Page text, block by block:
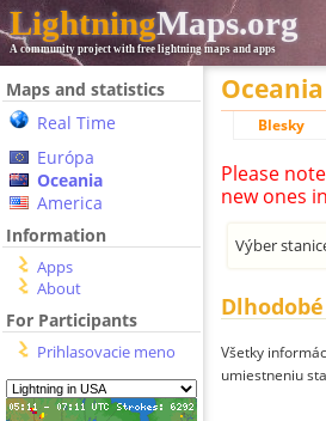
LightningMaps.org
A community project with free lightning maps and apps
Maps and statistics
Real Time
Európa
Oceania
America
Information
Apps
About
For Participants
Prihlasovacie meno
Oceania
Blesky
Please
new ones
Výber
Všetky
umiestneniu